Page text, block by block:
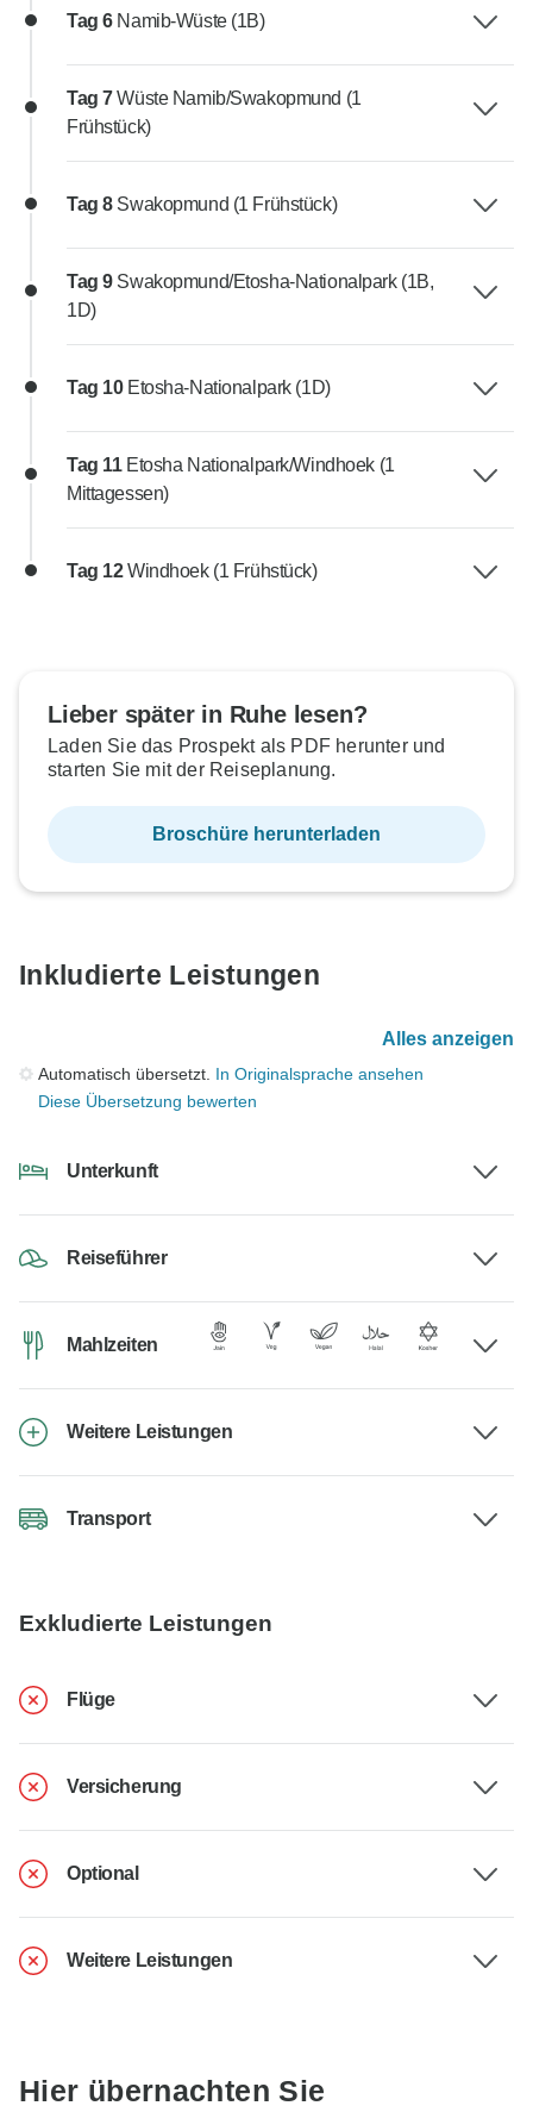
Tag 6 Namib-Wüste (1B)
Tag 7Wüste Namib/Swakopmund (1
Frühstück)
Tag 8 Swakopmund (1 Frühstück)
Tag 9 Swakopmund/Etosha-Nationalpark (1B,
1D)
Tag 10 Etosha-Nationalpark (1D)
Tag 11 Etosha Nationalpark/Windhoek (1
Mittagessen)
Tag 12Windhoek (1 Frühstück)
Lieber später in Ruhe lesen?
Laden Sie das Prospekt als PDF herunter und
starten Sie mit der Reiseplanung.
Broschüre herunterladen
Inkludierte Leistungen
Alles anzeigen
Automatisch übersetzt. In Originalsprache ansehen
Diese Übersetzung bewerten
Unterkunft
Reiseführer
Mahlzeiten
Weitere Leistungen
Transport
Exkludierte Leistungen
Flüge
Versicherung
Optional
Weitere Leistungen
Hier übernachten Sie